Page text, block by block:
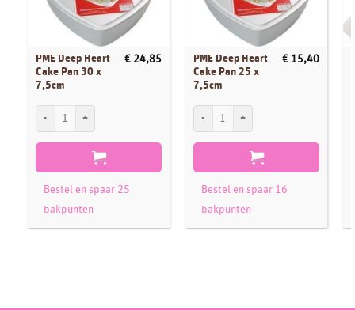
PME Deep Heart
Cake Pan 30 x
7,5cm
€ 24,85
PME Deep Heart Cake Pan 30 x 7,5cm aantal
Bestel en spaar 25
bakpunten
PME Deep Heart
Cake Pan 25 x
7,5cm
€ 15,40
PME Deep Heart Cake Pan 25 x 7,5cm
Bestel en spaar 16
bakpunten